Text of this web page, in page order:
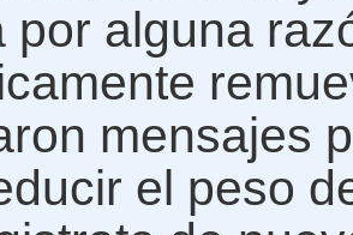
por alguna
mensajes
el peso